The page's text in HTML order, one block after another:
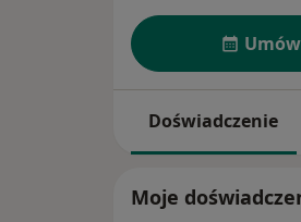
Doświadczenie
Moje